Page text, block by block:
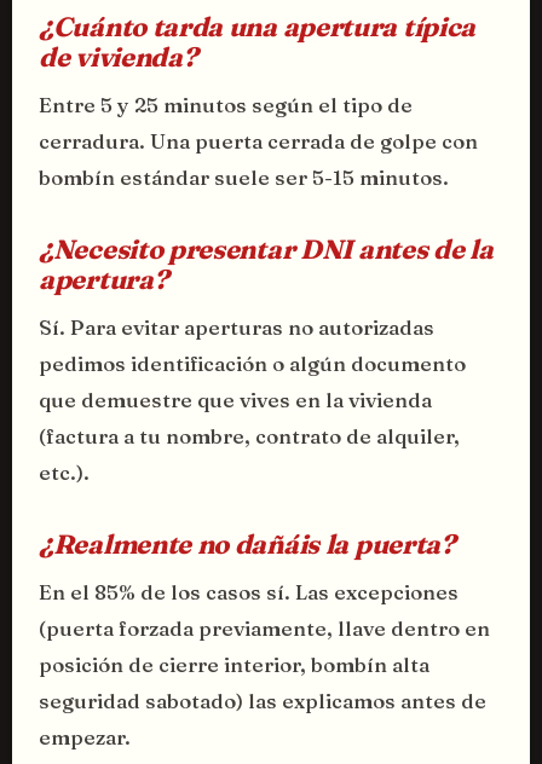
¿Cuánto tarda una apertura típica
de vivienda?
Entre 5 y 25 minutos según el tipo de
cerradura. Una puerta cerrada de golpe con
bombín estándar suele ser 5-15 minutos.
¿Necesito presentar DNI antes de la
apertura?
Sí. Para evitar aperturas no autorizadas
pedimos identificación o algún documento
que demuestre que vives en la vivienda
(factura a tu nombre, contrato de alquiler,
etc.).
¿Realmente no dañáis la puerta?
En el 85% de los casos sí. Las excepciones
(puerta forzada previamente, llave dentro en
posición de cierre interior, bombín alta
seguridad sabotado) las explicamos antes de
empezar.